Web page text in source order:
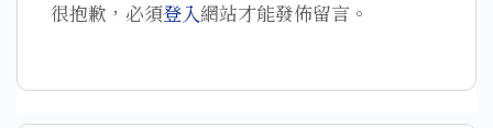
很抱歉，必須登入網站才能發佈留言。